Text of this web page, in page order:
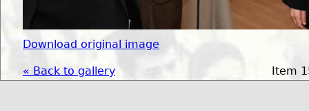
Download original image
« Back to gallery Item